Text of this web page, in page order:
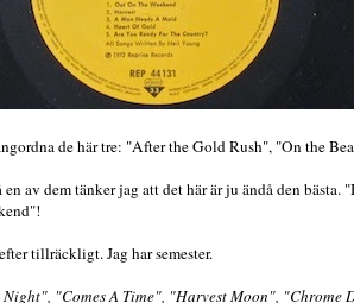
de här tre: "After the Gold Rush", "On the
en av dem tänker jag att det här är ju ändå den
tillräckligt. Jag har semester.
"Comes A Time", "Harvest Moon", "Chrome